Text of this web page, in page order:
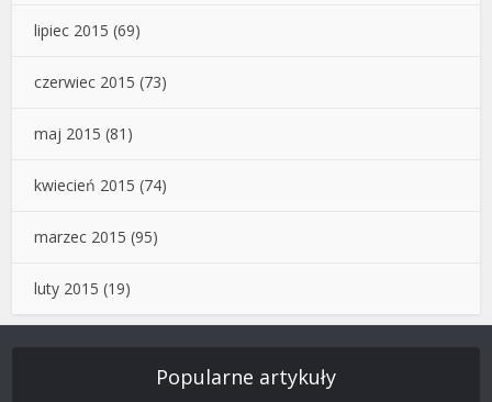
lipiec 2015 (69)
czerwiec 2015 (73)
maj 2015 (81)
kwiecień 2015 (74)
marzec 2015 (95)
luty 2015 (19)
Popularne artykuły